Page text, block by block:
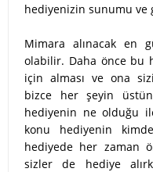
hediyenizin sunumu ve
Mimara alınacak en
olabilir. Daha önce bu
için alması ve ona
bizce her şeyin
hediyenin ne olduğu
konu hediyenin
hediyede her zaman
sizler de hediye